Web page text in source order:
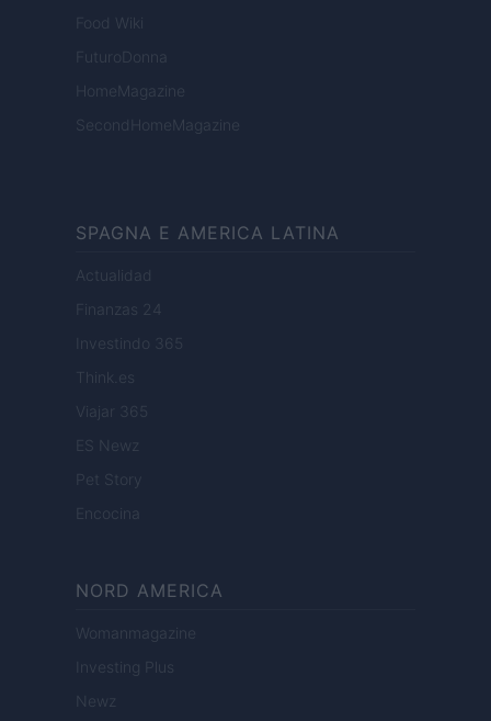
Food Wiki
FuturoDonna
HomeMagazine
SecondHomeMagazine
SPAGNA E AMERICA LATINA
Actualidad
Finanzas 24
Investindo 365
Think.es
Viajar 365
ES Newz
Pet Story
Encocina
NORD AMERICA
Womanmagazine
Investing Plus
Newz